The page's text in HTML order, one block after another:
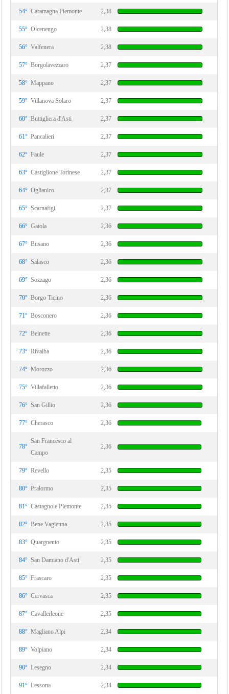
54° Caramagna Piemonte 2,38
55° Olcenengo 2,38
56° Valfenera 2,38
57° Borgolavezzaro 2,37
58° Mappano 2,37
59° Villanova Solaro 2,37
60° Buttigliera d'Asti 2,37
61° Pancalieri 2,37
62° Faule 2,37
63° Castiglione Torinese 2,37
64° Oglianico 2,37
65° Scarnafigi 2,37
66° Gaiola 2,36
67° Busano 2,36
68° Salasco 2,36
69° Sozzago 2,36
70° Borgo Ticino 2,36
71° Bosconero 2,36
72° Beinette 2,36
73° Rivalba 2,36
74° Morozzo 2,36
75° Villafalletto 2,36
76° San Gillio 2,36
77° Cherasco 2,36
78°
San Francesco al
Campo
2,36
79° Revello 2,35
80° Pralormo 2,35
81° Castagnole Piemonte 2,35
82° Bene Vagienna 2,35
83° Quargnento 2,35
84° San Damiano d'Asti 2,35
85° Frascaro 2,35
86° Cervasca 2,35
87° Cavallerleone 2,35
88° Magliano Alpi 2,34
89° Volpiano 2,34
90° Lesegno 2,34
91° Lessona 2,34